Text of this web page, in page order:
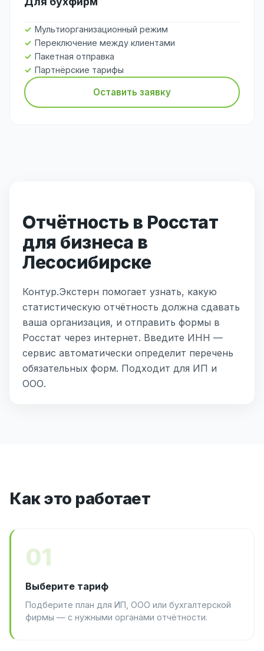
Мультиорганизационный режим
Переключение между клиентами
Пакетная отправка
Партнёрские тарифы
Оставить заявку
Отчётность в Росстат
для бизнеса в
Лесосибирске
Контур.Экстерн помогает узнать, какую
статистическую отчётность должна сдавать
ваша организация, и отправить формы в
Росстат через интернет. Введите ИНН —
сервис автоматически определит перечень
обязательных форм. Подходит для ИП и
ООО.
Как это работает
01
Выберите тариф
Подберите план для ИП, ООО или бухгалтерской
фирмы — с нужными органами отчётности.